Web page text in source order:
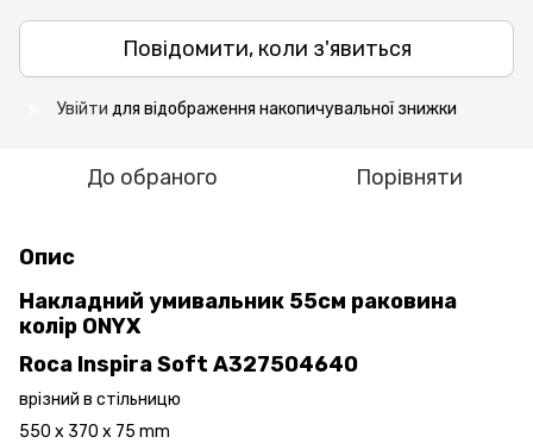
Повідомити, коли з'явиться
Увійти для відображення накопичувальної знижки
До обраного Порівняти
Опис
Накладний умивальник 55см раковина
колір ONYX
Roca Inspira Soft A327504640
врізний в стільницю
550 x 370 x 75 mm